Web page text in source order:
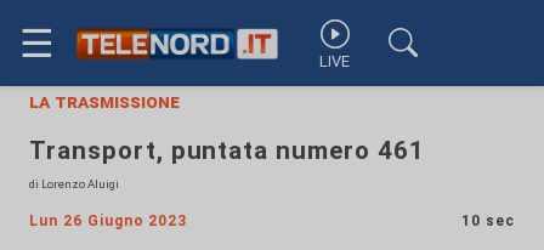
☰ LIVE
la trasmissione
Transport, puntata numero 461
di Lorenzo Aluigi
Lun 26 Giugno 2023 10 sec